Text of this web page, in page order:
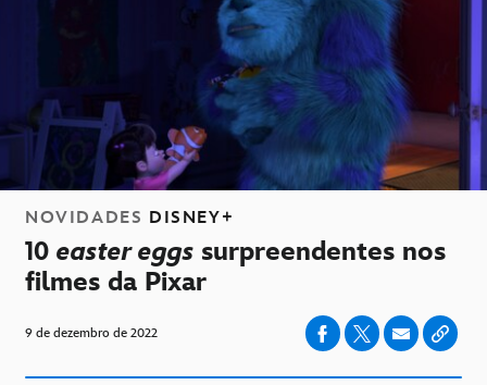
NOVIDADES DISNEY+
10 easter eggs surpreendentes nos
filmes da Pixar
9 de dezembro de 2022